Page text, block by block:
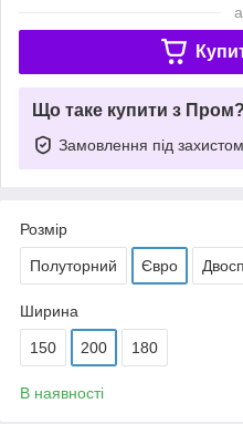
Що таке купити з Пром?
Замовлення під захистом
Розмір
Полуторний Євро
Ширина
150 200 180
В наявності